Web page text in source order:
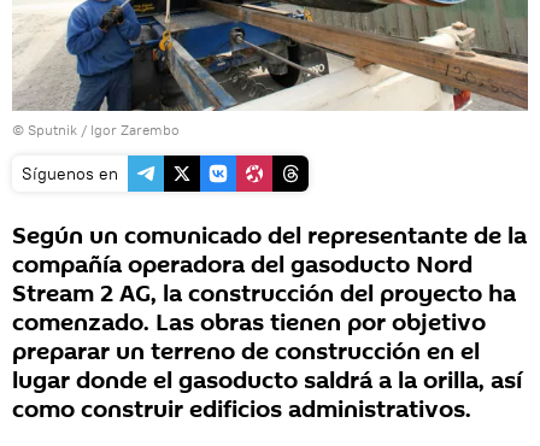
© Sputnik / Igor Zarembo
Síguenos en
Según un comunicado del representante de la
compañía operadora del gasoducto Nord
Stream 2 AG, la construcción del proyecto ha
comenzado. Las obras tienen por objetivo
preparar un terreno de construcción en el
lugar donde el gasoducto saldrá a la orilla, así
como construir edificios administrativos.